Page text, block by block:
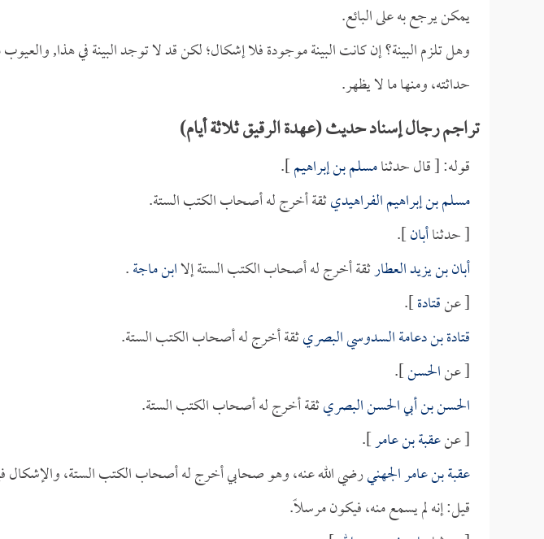
يمكن يرجع به على البائع.
وهل تلزم البينة؟ إن كانت البينة موجودة فلا إشكال؛ لكن قد لا توجد البينة في هذا, والعيوب
حداثته، ومنها ما لا يظهر.
تراجم رجال إسناد حديث (عهدة الرقيق ثلاثة أيام)
قوله: [ قال حدثنامسلم بن إبراهيم].
مسلم بن إبراهيم الفراهيديثقة أخرج له أصحاب الكتب الستة.
[ حدثناأبان].
أبان بن يزيد العطارثقة أخرج له أصحاب الكتب الستة إلاابن ماجة.
[ عنقتادة].
قتادة بن دعامة السدوسي البصريثقة أخرج له أصحاب الكتب الستة.
[ عنالحسن].
الحسن بن أبي الحسن البصريثقة أخرج له أصحاب الكتب الستة.
[ عنعقبة بن عامر].
عقبة بن عامر الجهنيرضي الله عنه، وهو صحابي أخرج له أصحاب الكتب الستة، والإشكال
قيل: إنه لم يسمع منه، فيكون مرسلاً.